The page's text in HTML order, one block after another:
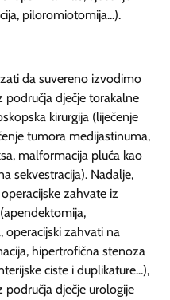
piloromiotomija...).
da suvereno izvodimo
dječje torakalne
kirurgija (liječenje
tumora medijastinuma,
malformacija pluća kao
sekvestracija). Nadalje,
zahvate iz
operacijski zahvati na
hipertrofična stenoza
ciste i duplikature...),
dječje urologije